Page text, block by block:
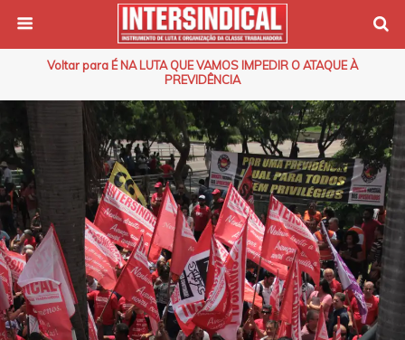
Voltar para É NA LUTA QUE VAMOS IMPEDIR O ATAQUE À
PREVIDÊNCIA